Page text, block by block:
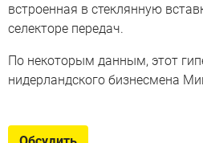
встроенная в стеклянную
селекторе передач.
По некоторым данным, этот
нидерландского бизнесмена